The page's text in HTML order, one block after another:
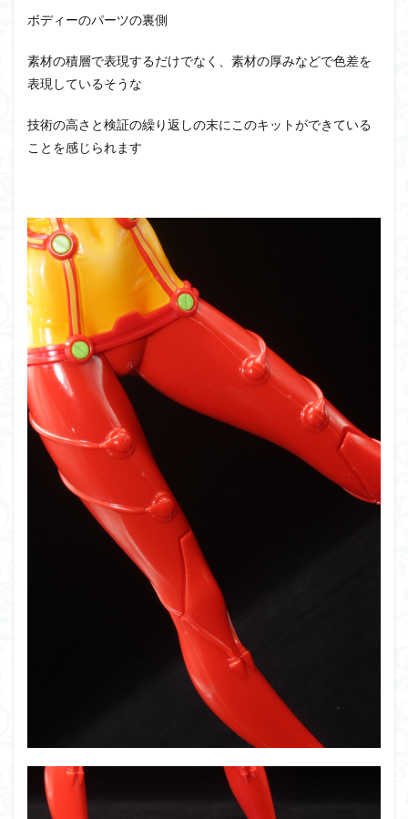
ボディーのパーツの裏側
素材の積層で表現するだけでなく、素材の厚みなどで色差を
表現しているそうな
技術の高さと検証の繰り返しの末にこのキットができている
ことを感じられます